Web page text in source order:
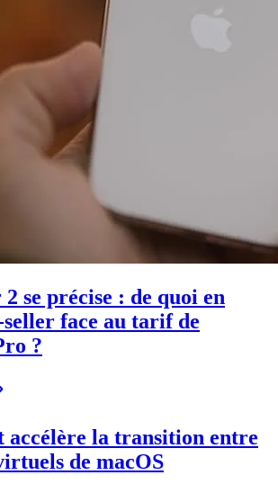
se précise : de quoi en
face au tarif de
?
accélère la transition entre
de macOS